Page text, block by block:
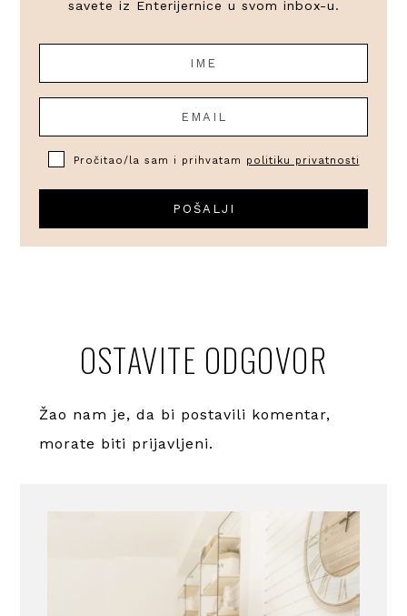
savete iz Enterijernice u svom inbox-u.
Pročitao/la sam i prihvatam politiku privatnosti
OSTAVITE ODGOVOR
Žao nam je, da bi postavili komentar,
morate biti prijavljeni.